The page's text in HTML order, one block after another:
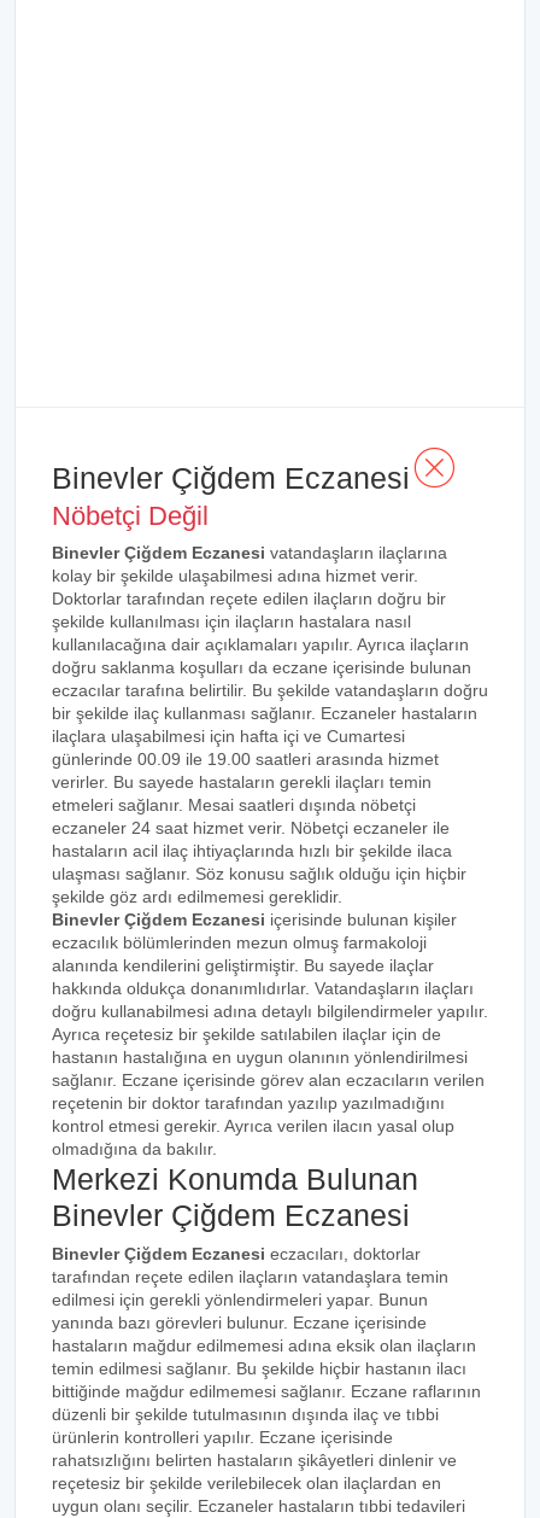
Binevler Çiğdem Eczanesi
Nöbetçi Değil
Binevler Çiğdem Eczanesi vatandaşların ilaçlarına
kolay bir şekilde ulaşabilmesi adına hizmet verir.
Doktorlar tarafından reçete edilen ilaçların doğru bir
şekilde kullanılması için ilaçların hastalara nasıl
kullanılacağına dair açıklamaları yapılır. Ayrıca ilaçların
doğru saklanma koşulları da eczane içerisinde bulunan
eczacılar tarafına belirtilir. Bu şekilde vatandaşların doğru
bir şekilde ilaç kullanması sağlanır. Eczaneler hastaların
ilaçlara ulaşabilmesi için hafta içi ve Cumartesi
günlerinde 00.09 ile 19.00 saatleri arasında hizmet
verirler. Bu sayede hastaların gerekli ilaçları temin
etmeleri sağlanır. Mesai saatleri dışında nöbetçi
eczaneler 24 saat hizmet verir. Nöbetçi eczaneler ile
hastaların acil ilaç ihtiyaçlarında hızlı bir şekilde ilaca
ulaşması sağlanır. Söz konusu sağlık olduğu için hiçbir
şekilde göz ardı edilmemesi gereklidir.
Binevler Çiğdem Eczanesi içerisinde bulunan kişiler
eczacılık bölümlerinden mezun olmuş farmakoloji
alanında kendilerini geliştirmiştir. Bu sayede ilaçlar
hakkında oldukça donanımlıdırlar. Vatandaşların ilaçları
doğru kullanabilmesi adına detaylı bilgilendirmeler yapılır.
Ayrıca reçetesiz bir şekilde satılabilen ilaçlar için de
hastanın hastalığına en uygun olanının yönlendirilmesi
sağlanır. Eczane içerisinde görev alan eczacıların verilen
reçetenin bir doktor tarafından yazılıp yazılmadığını
kontrol etmesi gerekir. Ayrıca verilen ilacın yasal olup
olmadığına da bakılır.
Merkezi Konumda Bulunan
Binevler Çiğdem Eczanesi
Binevler Çiğdem Eczanesi eczacıları, doktorlar
tarafından reçete edilen ilaçların vatandaşlara temin
edilmesi için gerekli yönlendirmeleri yapar. Bunun
yanında bazı görevleri bulunur. Eczane içerisinde
hastaların mağdur edilmemesi adına eksik olan ilaçların
temin edilmesi sağlanır. Bu şekilde hiçbir hastanın ilacı
bittiğinde mağdur edilmemesi sağlanır. Eczane raflarının
düzenli bir şekilde tutulmasının dışında ilaç ve tıbbi
ürünlerin kontrolleri yapılır. Eczane içerisinde
rahatsızlığını belirten hastaların şikâyetleri dinlenir ve
reçetesiz bir şekilde verilebilecek olan ilaçlardan en
uygun olanı seçilir. Eczaneler hastaların tıbbi tedavileri